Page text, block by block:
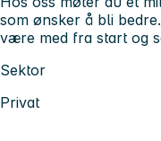
som ønsker å bli
være med fra start og
Sektor
Privat